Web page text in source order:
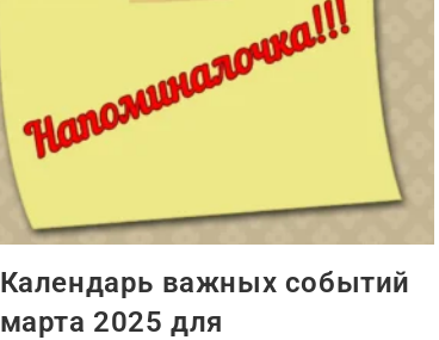
Календарь важных событий
марта 2025 для